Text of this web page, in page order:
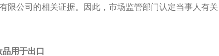
限公司的相关证据。因此，市场监管部门认定当事人有关
用于出口